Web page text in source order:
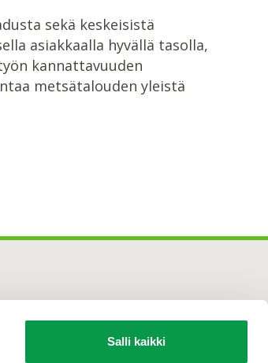
Salli kaikki
sekä keskeisistä
asiakkaalla hyvällä tasolla,
kannattavuuden
metsätalouden yleistä